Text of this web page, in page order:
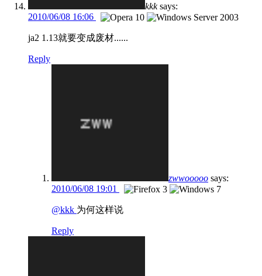
kkk says:
2010/06/08 16:06
ja2 1.13就要变成废材......
Reply
zwwooooo says:
2010/06/08 19:01
@kkk 为何这样说
Reply